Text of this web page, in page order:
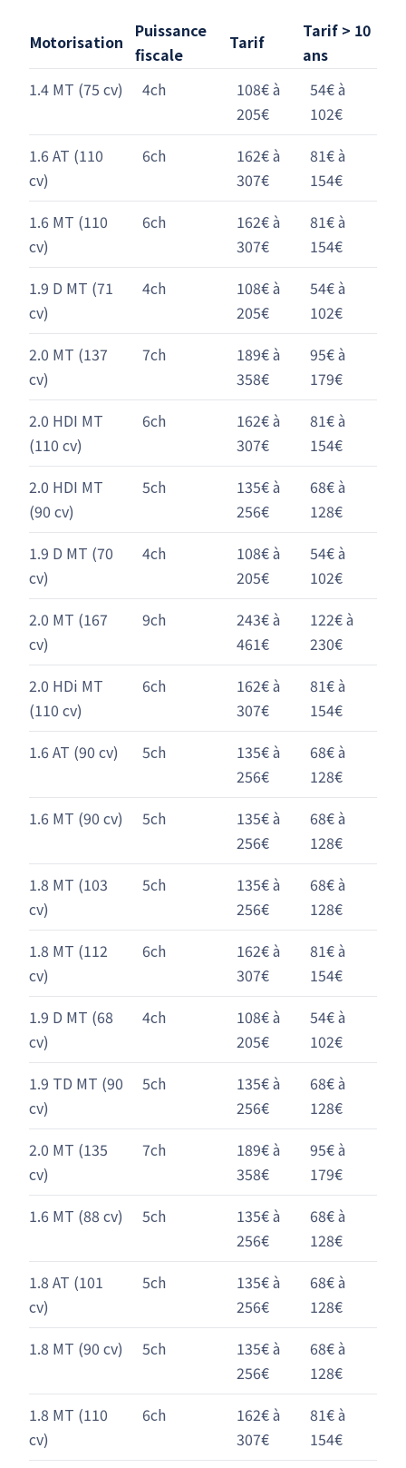
Motorisation
Puissance
fiscale
Tarif
Tarif > 10
ans
1.4 MT (75 cv)
4ch
108€ à
205€
54€ à
102€
1.6 AT (110
cv)
6ch
162€ à
307€
81€ à
154€
1.6 MT (110
cv)
6ch
162€ à
307€
81€ à
154€
1.9 D MT (71
cv)
4ch
108€ à
205€
54€ à
102€
2.0 MT (137
cv)
7ch
189€ à
358€
95€ à
179€
2.0 HDI MT
(110 cv)
6ch
162€ à
307€
81€ à
154€
2.0 HDI MT
(90 cv)
5ch
135€ à
256€
68€ à
128€
1.9 D MT (70
cv)
4ch
108€ à
205€
54€ à
102€
2.0 MT (167
cv)
9ch
243€ à
461€
122€ à
230€
2.0 HDi MT
(110 cv)
6ch
162€ à
307€
81€ à
154€
1.6 AT (90 cv)
5ch
135€ à
256€
68€ à
128€
1.6 MT (90 cv)
5ch
135€ à
256€
68€ à
128€
1.8 MT (103
cv)
5ch
135€ à
256€
68€ à
128€
1.8 MT (112
cv)
6ch
162€ à
307€
81€ à
154€
1.9 D MT (68
cv)
4ch
108€ à
205€
54€ à
102€
1.9 TD MT (90
cv)
5ch
135€ à
256€
68€ à
128€
2.0 MT (135
cv)
7ch
189€ à
358€
95€ à
179€
1.6 MT (88 cv)
5ch
135€ à
256€
68€ à
128€
1.8 AT (101
cv)
5ch
135€ à
256€
68€ à
128€
1.8 MT (90 cv)
5ch
135€ à
256€
68€ à
128€
1.8 MT (110
cv)
6ch
162€ à
307€
81€ à
154€